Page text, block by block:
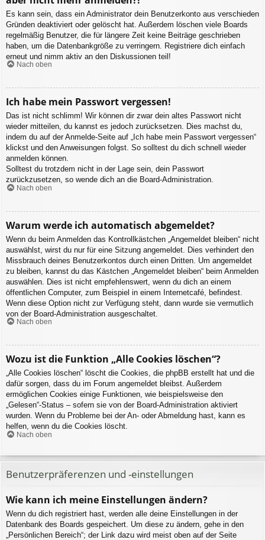
Es kann sein, dass ein Administrator dein Benutzerkonto aus verschieden
Gründen deaktiviert oder gelöscht hat. Außerdem löschen viele Boards
regelmäßig Benutzer, die für längere Zeit keine Beiträge geschrieben
haben, um die Datenbankgröße zu verringern. Registriere dich einfach
erneut und nimm aktiv an den Diskussionen teil!
Nach oben
Ich habe mein Passwort vergessen!
Das ist nicht schlimm! Wir können dir zwar dein altes Passwort nicht
wieder mitteilen, du kannst es jedoch zurücksetzen. Dies machst du,
indem du auf der Anmelde-Seite auf „Ich habe mein Passwort vergessen“
klickst und den Anweisungen folgst. So solltest du dich schnell wieder
anmelden können.
Solltest du trotzdem nicht in der Lage sein, dein Passwort
zurückzusetzen, so wende dich an die Board-Administration.
Nach oben
Warum werde ich automatisch abgemeldet?
Wenn du beim Anmelden das Kontrollkästchen „Angemeldet bleiben“ nicht
auswählst, wirst du nur für eine Sitzung angemeldet. Dies verhindert den
Missbrauch deines Benutzerkontos durch einen Dritten. Um angemeldet
zu bleiben, kannst du das Kästchen „Angemeldet bleiben“ beim Anmelden
auswählen. Dies ist nicht empfehlenswert, wenn du dich an einem
öffentlichen Computer, zum Beispiel in einem Internetcafé, befindest.
Wenn diese Option nicht zur Verfügung steht, dann wurde sie vermutlich
von der Board-Administration ausgeschaltet.
Nach oben
Wozu ist die Funktion „Alle Cookies löschen“?
„Alle Cookies löschen“ löscht die Cookies, die phpBB erstellt hat und die
dafür sorgen, dass du im Forum angemeldet bleibst. Außerdem
ermöglichen Cookies einige Funktionen, wie beispielsweise den
„Gelesen“-Status – sofern sie von der Board-Administration aktiviert
wurden. Wenn du Probleme bei der An- oder Abmeldung hast, kann es
helfen, wenn du die Cookies löscht.
Nach oben
Benutzerpräferenzen und -einstellungen
Wie kann ich meine Einstellungen ändern?
Wenn du dich registriert hast, werden alle deine Einstellungen in der
Datenbank des Boards gespeichert. Um diese zu ändern, gehe in den
„Persönlichen Bereich“; der Link dazu wird meist oben auf der Seite